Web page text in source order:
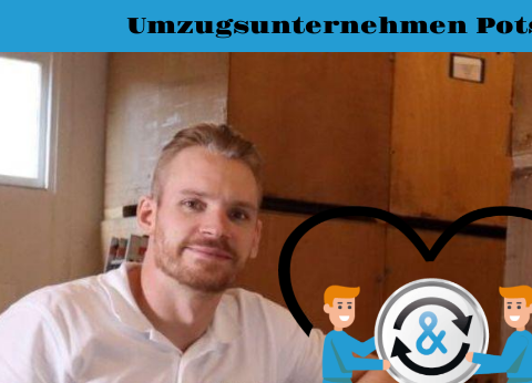
Umzugsunternehmen